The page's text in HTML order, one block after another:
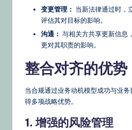
变更管理： 当新法律通过时，
评估其对目标的影响。
沟通： 与相关方共享更新信息
更对其职责的影响。
整合对齐的优势
当合规通过业务动机模型成功与业
得多项战略优势。
1. 增强的风险管理